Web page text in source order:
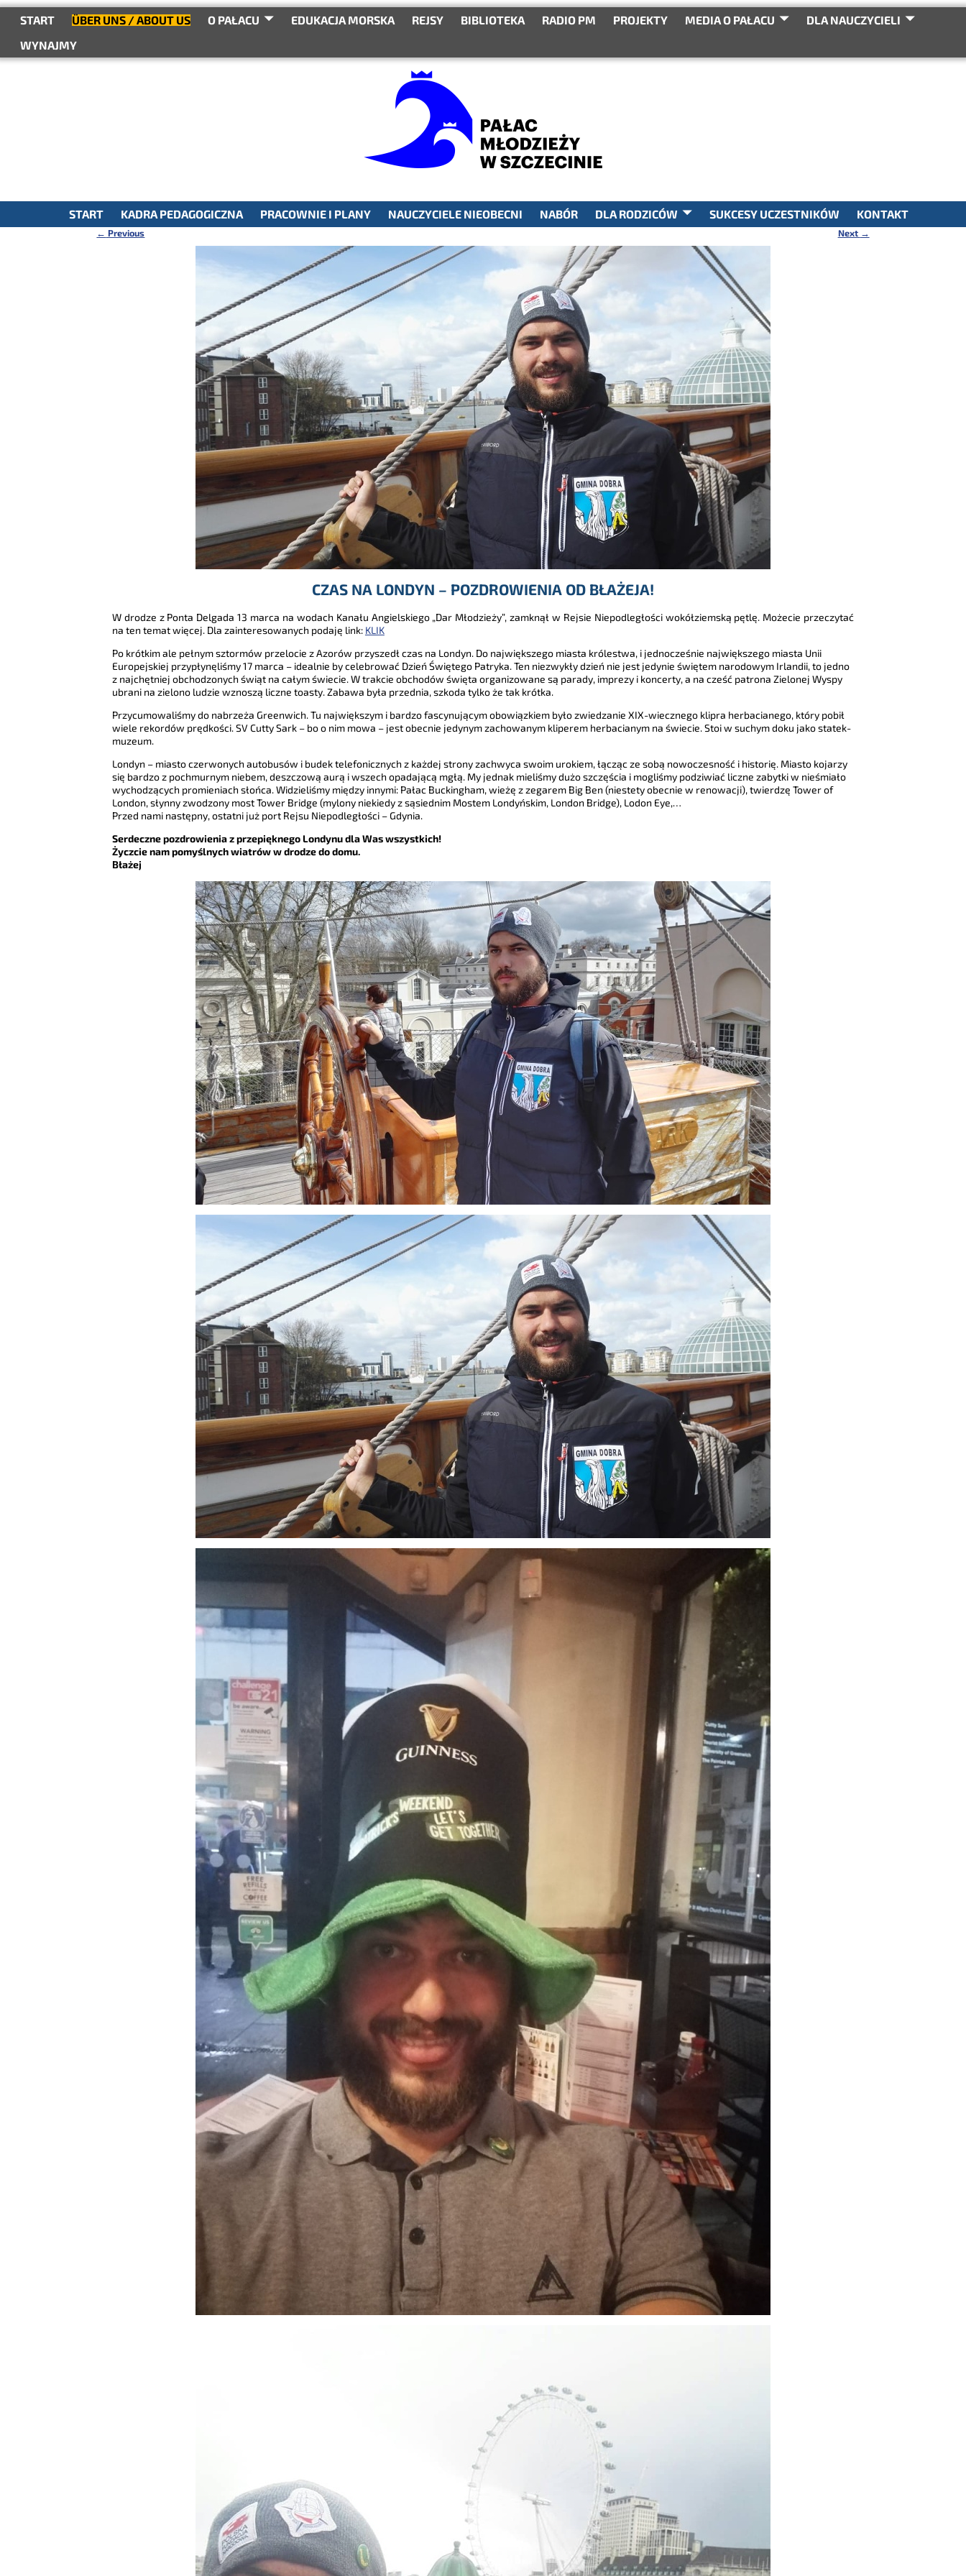
treściSTART ÜBER UNS / ABOUT US O PAŁACU EDUKACJA MORSKA REJSY BIBLIOTEKA RADIO PM PROJEKTY MEDIA O PAŁACU
DLA NAUCZYCIELI
WYNAJMY
SEARCH
START
KADRA PEDAGOGICZNA PRACOWNIE I PLANY NAUCZYCIELE NIEOBECNI NABÓR DLA RODZICÓW SUKCESY UCZESTNIKÓW KONTAKT
← Previous Next →
CZAS NA LONDYN – POZDROWIENIA OD BŁAŻEJA!
W drodze z Ponta Delgada 13 marca na wodach Kanału Angielskiego „Dar Młodzieży”, zamknął w Rejsie Niepodległości wokółziemską pętlę. Możecie przeczytać
na ten temat więcej. Dla zainteresowanych podaję link: KLIK
Po krótkim ale pełnym sztormów przelocie z Azorów przyszedł czas na Londyn. Do największego miasta królestwa, i jednocześnie największego miasta Unii
Europejskiej przypłynęliśmy 17 marca – idealnie by celebrować Dzień Świętego Patryka. Ten niezwykły dzień nie jest jedynie świętem narodowym Irlandii, to jedno
z najchętniej obchodzonych świąt na całym świecie. W trakcie obchodów święta organizowane są parady, imprezy i koncerty, a na cześć patrona Zielonej Wyspy
ubrani na zielono ludzie wznoszą liczne toasty. Zabawa była przednia, szkoda tylko że tak krótka.
Przycumowaliśmy do nabrzeża Greenwich. Tu największym i bardzo fascynującym obowiązkiem było zwiedzanie XIX-wiecznego klipra herbacianego, który pobił
wiele rekordów prędkości. SV Cutty Sark – bo o nim mowa – jest obecnie jedynym zachowanym kliperem herbacianym na świecie. Stoi w suchym doku jako statek-
muzeum.
Londyn – miasto czerwonych autobusów i budek telefonicznych z każdej strony zachwyca swoim urokiem, łącząc ze sobą nowoczesność i historię. Miasto kojarzy
się bardzo z pochmurnym niebem, deszczową aurą i wszech opadającą mgłą. My jednak mieliśmy dużo szczęścia i mogliśmy podziwiać liczne zabytki w nieśmiało
wychodzących promieniach słońca. Widzieliśmy między innymi: Pałac Buckingham, wieżę z zegarem Big Ben (niestety obecnie w renowacji), twierdzę Tower of
London, słynny zwodzony most Tower Bridge (mylony niekiedy z sąsiednim Mostem Londyńskim, London Bridge), Lodon Eye,…
Przed nami następny, ostatni już port Rejsu Niepodległości – Gdynia.
Serdeczne pozdrowienia z przepięknego Londynu dla Was wszystkich!
Życzcie nam pomyślnych wiatrów w drodze do domu.
Błażej